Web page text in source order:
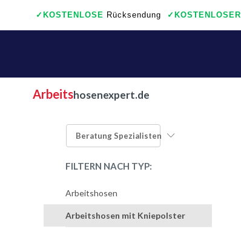
✓ KOSTENLOSE Rücksendung ✓ KOSTENLOSER
Arbeitshosenexpert.de
FILTERN NACH TYP:
Arbeitshosen
Arbeitshosen mit Kniepolster
BeratungSpezialisten